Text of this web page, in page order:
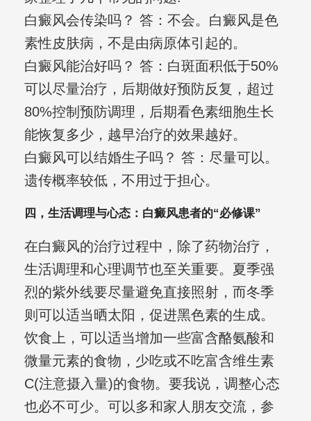
白癜风会传染吗？ 答：不会。白癜风是色
素性皮肤病，不是由病原体引起的。
白癜风能治好吗？ 答：白斑面积低于50%
可以尽量治疗，后期做好预防反复，超过
80%控制预防调理，后期看色素细胞生长
能恢复多少，越早治疗的效果越好。
白癜风可以结婚生子吗？ 答：尽量可以。
遗传概率较低，不用过于担心。
四，生活调理与心态：白癜风患者的“必修课”
在白癜风的治疗过程中，除了药物治疗，
生活调理和心理调节也至关重要。夏季强
烈的紫外线要尽量避免直接照射，而冬季
则可以适当晒太阳，促进黑色素的生成。
饮食上，可以适当增加一些富含酪氨酸和
微量元素的食物，少吃或不吃富含维生素
C(注意摄入量)的食物。要我说，调整心态
也必不可少。可以多和家人朋友交流，参